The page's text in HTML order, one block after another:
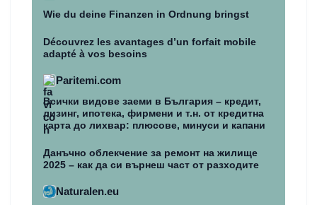
Wie du deine Finanzen in Ordnung bringst
Découvrez les avantages d’un forfait mobile
adapté à vos besoins
Paritemi.com
Всички видове заеми в България – кредит,
лизинг, ипотека, фирмени и т.н. от кредитна
карта до лихвар: плюсове, минуси и капани
Данъчно облекчение за ремонт на жилище
2025 – как да си върнеш част от разходите
Naturalen.eu